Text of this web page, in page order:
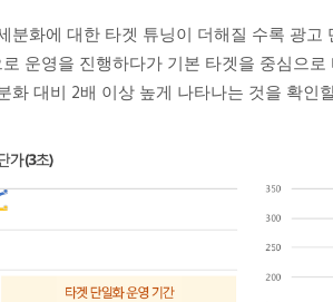
분화에 대한 타겟 튜닝이 더해질 수록 광
운영을 진행하다가 기본 타겟을 중심으
화 대비 2배 이상 높게 나타나는 것을 확인